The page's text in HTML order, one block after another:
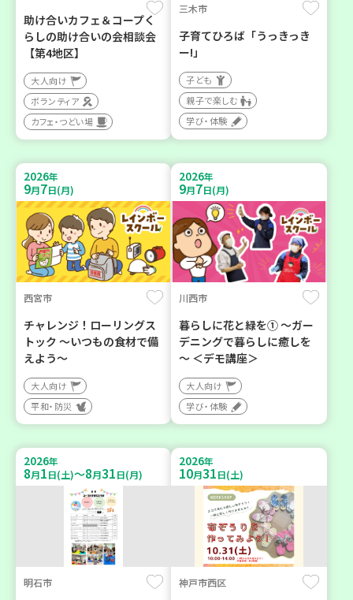
助け合いカフェ＆コープく
らしの助け合いの会相談会
【第4地区】
大人向け
ボランティア
カフェ・つどい場
三木市
子育てひろば「うっきっき
ー!」
子ども
親子で楽しむ
学び・体験
2026年
9月7日(月)
西宮市
チャレンジ！ローリングス
トック ～いつもの食材で備
えよう～
大人向け
平和・防災
2026年
9月7日(月)
川西市
暮らしに花と緑を① ～ガー
デニングで暮らしに癒しを
～ ＜デモ講座＞
大人向け
学び・体験
2026年
8月1日(土)～8月31日(月)
明石市
2026年
10月31日(土)
神戸市西区